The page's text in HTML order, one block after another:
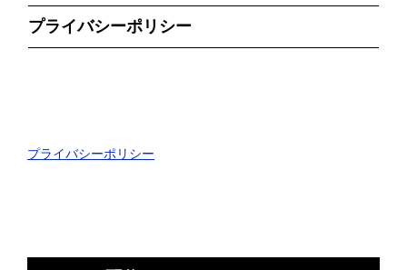
プライバシーポリシー
プライバシーポリシー